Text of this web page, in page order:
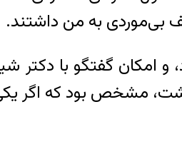
بی‌‌موردی به من داشتند.
و امکان گفتگو با
مشخص بود که اگر یکی